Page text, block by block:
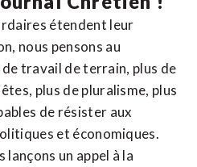
étendent leur
nous pensons au
travail de terrain, plus de
plus de pluralisme, plus
de résister aux
et économiques.
lançons un appel à la